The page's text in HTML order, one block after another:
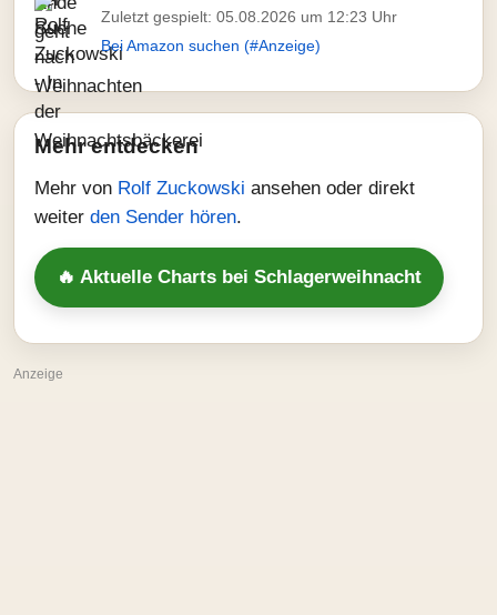
Zuletzt gespielt: 05.08.2026 um 12:23 Uhr
Bei Amazon suchen (#Anzeige)
Mehr entdecken
Mehr von Rolf Zuckowski ansehen oder direkt
weiter den Sender hören.
🔥 Aktuelle Charts bei Schlagerweihnacht
Anzeige